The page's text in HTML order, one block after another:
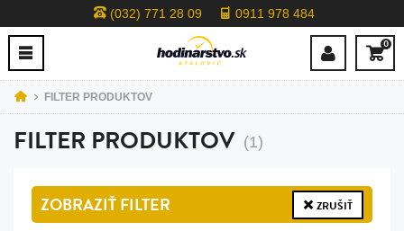
(032) 771 28 09 0911 978 484
0
FILTER PRODUKTOV
FILTER PRODUKTOV (1)
ZOBRAZIŤFILTER ZRUŠIŤ